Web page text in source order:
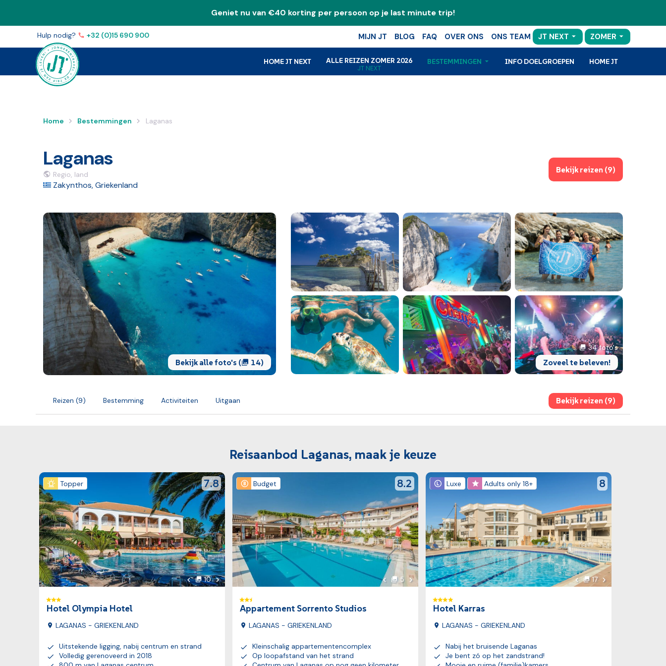
Geniet nu van €40 korting per persoon op je last minute trip!
Hulp nodig? +32 (0)15 690 900 MIJN JT BLOG FAQ OVER ONS ONS TEAM JT NEXT ZOMER
HOME JT NEXT ALLE REIZEN ZOMER 2026
JT NEXT
BESTEMMINGEN INFO DOELGROEPEN HOME JT
Home Bestemmingen Laganas
Laganas
Regio, land
Zakynthos, Griekenland
Bekijk reizen (9)
Bekijk alle foto's ( 14)
34 foto's
Zoveel te beleven!
Reizen (9) Bestemming Activiteiten Uitgaan Bekijk reizen (9)
Reisaanbod Laganas, maak je keuze
Topper reviewScore
7.8
Bekijk reis
Vorige foto
10
foto's
Volgende foto
Hotel Olympia Hotel
LAGANAS - GRIEKENLAND
Uitstekende ligging, nabij centrum en strand
Volledig gerenoveerd in 2018
Budget reviewScore
8.2
Bekijk reis
Vorige foto
5
foto's
Volgende foto
Appartement Sorrento Studios
LAGANAS - GRIEKENLAND
Kleinschalig appartementencomplex
Op loopafstand van het strand
Luxe Adults only 18+ reviewScore
8
Bekijk reis
Vorige foto
17
foto's
Volgende foto
Hotel Karras
LAGANAS - GRIEKENLAND
Nabij het bruisende Laganas
Je bent zó op het zandstrand!